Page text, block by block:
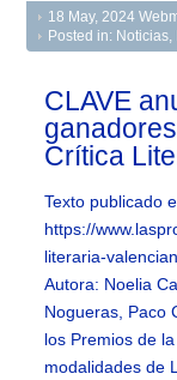
18 May, 2024
Posted in: Noticias
CLAVE
Crítica
Texto publicado
https://
literaria-
Autora: Noelia
Nogueras, Paco
los Premios de
modalidades de